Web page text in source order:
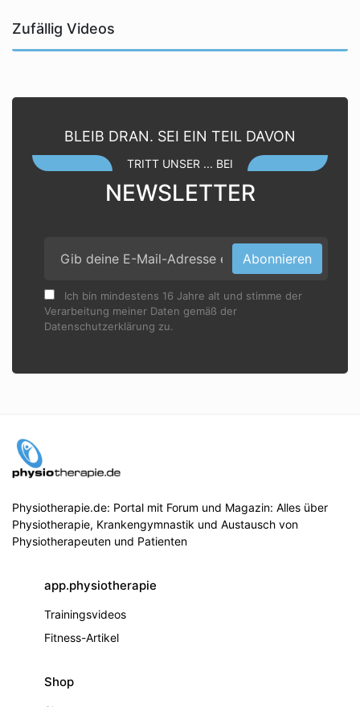
Zufällig Videos
BLEIB DRAN. SEI EIN TEIL DAVON
TRITT UNSER ... BEI
NEWSLETTER
Abonnieren
Ich bin mindestens 16 Jahre alt und stimme der
Verarbeitung meiner Daten gemäß der
Datenschutzerklärung zu.
Physiotherapie.de: Portal mit Forum und Magazin: Alles über
Physiotherapie, Krankengymnastik und Austausch von
Physiotherapeuten und Patienten
app.physiotherapie
Trainingsvideos
Fitness-Artikel
Shop